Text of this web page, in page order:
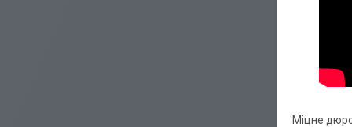
Міцне